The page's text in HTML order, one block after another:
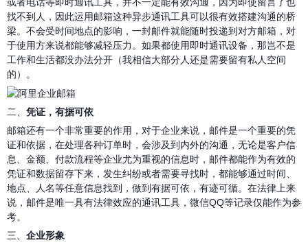
找不到人，因此运用邮箱这种异步通讯工具可以很有效搭建沟通的桥
梁。不会受时间地点的影响，一封邮件就能随时投递到对方邮箱，对
于使用方来说都能够减轻压力。如果都使用即时通讯设备，那岂不是
工作和生活都没办法分开（我相信大部分人还是需要留有私人空间
的）。
二、 凭证，有据可依
邮箱还有一个非常重要的作用，对于企业来说，邮件是一个重要的凭
证和依据，在处理各种订单时，会涉及到内外的沟通，无论是客户信
息、金额、付款流程等企业尤为重视的信息时，邮件都能作为有效的
凭证和数据留存下来，发生纠纷或者需要寻找时，都能够通过时间、
地点、人名等任意信息找到，做到有据可依，有迹可循。在法律上来
说，邮件是唯一具有法律效应的通讯工具，微信QQ等记录仅能作为参
考。
三、 企业形象